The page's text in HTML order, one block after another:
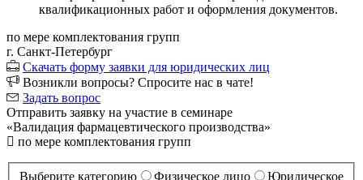
квалификационных работ и оформления документов.
по мере комплектования групп
г. Санкт-Петербург
Скачать форму заявки для юридических лиц
Возникли вопросы? Спросите нас в чате!
Задать вопрос
Отправить заявку на участие в семинаре
«Валидация фармацевтического производства»
по мере комплектования групп
Выберите категорию Физическое лицо
Юридическое